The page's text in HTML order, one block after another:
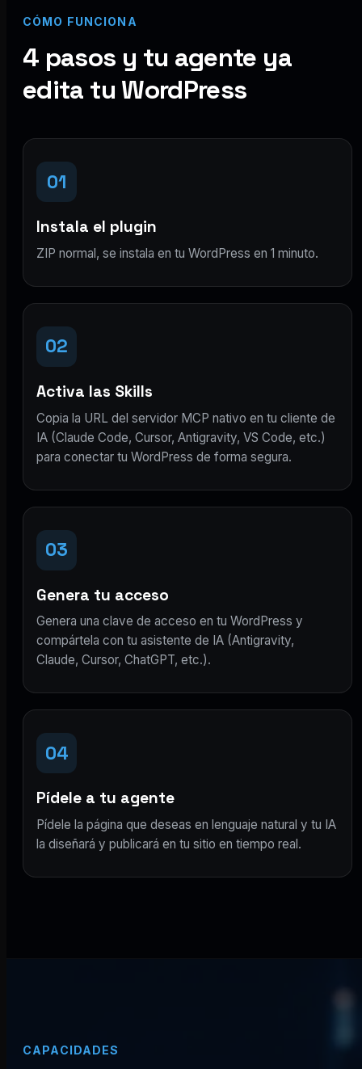
CÓMO FUNCIONA
4 pasos y tu agente ya
edita tu WordPress
01
Instala el plugin
ZIP normal, se instala en tu WordPress en 1 minuto.
02
Activa las Skills
Copia la URL del servidor MCP nativo en tu cliente de
IA (Claude Code, Cursor, Antigravity, VS Code, etc.)
para conectar tu WordPress de forma segura.
03
Genera tu acceso
Genera una clave de acceso en tu WordPress y
compártela con tu asistente de IA (Antigravity,
Claude, Cursor, ChatGPT, etc.).
04
Pídele a tu agente
Pídele la página que deseas en lenguaje natural y tu IA
la diseñará y publicará en tu sitio en tiempo real.
CAPACIDADES